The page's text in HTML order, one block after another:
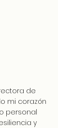
de
mi corazón
personal
y